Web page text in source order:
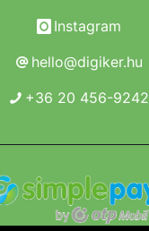
Instagram
hello@digiker.hu
+36 20 456-9242